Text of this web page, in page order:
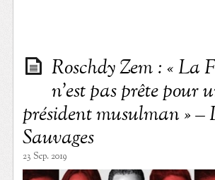
Roschdy Zem : « La
n’est pas prête pour
président musulman » –
Sauvages
23 Sep. 2019